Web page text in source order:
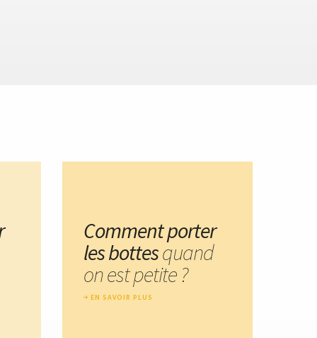
Comment porter
les bottesquand
on est petite ?
EN SAVOIR PLUS